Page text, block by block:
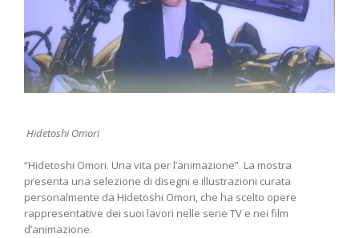
Hidetoshi Omori
“Hidetoshi Omori. Una vita per l’animazione”. La mostra
presenta una selezione di disegni e illustrazioni curata
personalmente da Hidetoshi Omori, che ha scelto opere
rappresentative dei suoi lavori nelle serie TV e nei film
d’animazione.